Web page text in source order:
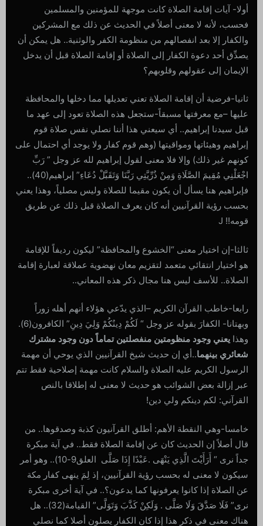
أولا- آيات إقامة الصلاة كانت موجهة للمؤمنين والمسلمين
فحسب، لأنه لا معنى أصلاً في الحديث عن ذلك مع المشركين
والكفار إلا بعد انفصالهم من منظومة الكفر والوثنية.. هل يمكن أن
يصدِّق أحد دعوة الكفار إلى الصلاة أو إقامة الصلاة قبل أن يدخل
الإيمان إلى عقولهم وقلوبهم؟
ثانيا-فرضية أن إقامة الصلاة تعني تعديلها مما دخلها والمحافظة
عليها –مع معرفتها مسبقاً-ستجعل هذه الصلاة تعود إلى عهد ما
قبل سيدنا إبراهيم.. أي سيعني هذا أننا نصلي نفس صلاة قوم
إبراهيم وهيئاتها ومواقيتها (وهم قوم كفار ولا يوجد أي احتمال على
كونهم غير ذلك) وإلا فلا معنى لقول إبراهيم لله عز وجل ” رَبِّ
اجْعَلْنِي مُقِيمَ الصَّلَاةِ وَمِنْ ذُرِّيَّتِي رَبَّنَا وَتَقَبَّلْ دُعَاءِ” إبراهيم(40)..
فإبراهيم هنا يسأل أن يكون مقيما للصلاة وليس مصلياً، وهذا يعني
بحسب رؤية القرآنيين أنه كان يعرف الصلاة قبل ذلك عن طريق
قومه!! J
ثالثا-إن اختيار معنى “الخشوع والمحافظة” ليكون رديفاً للإقامة
هو اختيار انتقائي متعمد لتقزيم معان نهضوية عملاقة لعبارة إقامة
الصلاة.. للأسف ليس هنا مجال ذكر هذه المعاني..
رابعا-خاطب القرآن الكريم –الذي يدّعي هؤلاء أنهم أهله زوراً
وبهتانا- الكفارَ بقوله عز وجل “ لَكُمْ دِينُكُمْ وَلِيَ دِينِ” الكافرون(6).
وهذا يعني وجود منظومتين منفصلتين تماماً دون وجود مشترك
شعائري بينهما..أي إن حديث شيخ القرآنيين الذي يوحي أن مهمة
الرسول الكريم عليه الصلاة والسلام كانت مهمة إصلاحية فقط تتم
عبر إزالة بعض الشوائب هو حديث لا معنى له إطلاقا بالنص
القرآني: لكم دينكم ولي دين!
خامسا-وهي النقطة الأهم: أطلق القرآنيون كذبة وصدقوها.. من
قال أصلاً إن الحديث كان عن إقامة الصلاة فقط.. في آية مبكرة
جداً نرى “ أَرَأَيْتَ الَّذِي يَنْهَى .عَبْدًا إِذَا صَلَّى العلق9-10).. وهو أمر
سيكون لا معنى له بحسب رؤية القرآنيين، إذ لِمَ ينهى كفار مكة
عن الصلاة إذا كانوا يعرفونها كما يدعون؟.. في آية أخرى مبكرة
نرى” فَلَا صَدَّقَ وَلَا صَلَّى . وَلَكِنْ كَذَّبَ وَتَوَلَّى” القيامة(32).. هل
هناك معنى في ذكر هذا إذا كان الكفار يصلون أصلا كما نصلي